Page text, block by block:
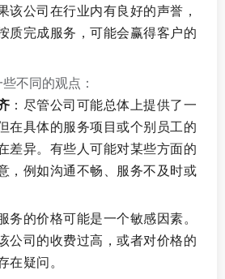
该公司在行业内有良好的声誉，
质完成服务，可能会赢得客户的
不同的观点：
：尽管公司可能总体上提供了一
在具体的服务项目或个别员工的
差异。有些人可能对某些方面的
，例如沟通不畅、服务不及时或
务的价格可能是一个敏感因素。
公司的收费过高，或者对价格的
在疑问。